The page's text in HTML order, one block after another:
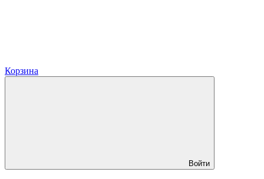
Корзина
Войти